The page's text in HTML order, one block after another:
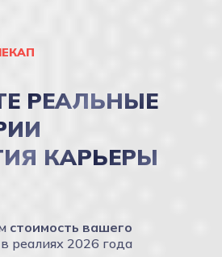
РЕАЛЬНЫЕ
КАРЬЕРЫ
стоимость вашего
в реалиях 2026 года